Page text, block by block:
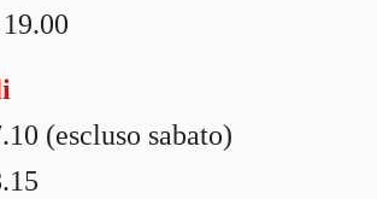
(escluso sabato)